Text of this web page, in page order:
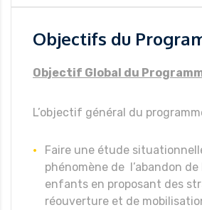
Objectifs du
Objectif Global du
L’objectif général du
Faire une étude
phénomène de l’abandon de
enfants en proposant des
réouverture et de